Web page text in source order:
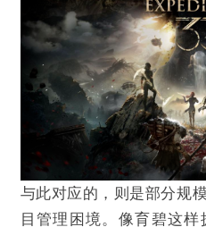
与此对应的，则是部分规
目管理困境。像育碧这